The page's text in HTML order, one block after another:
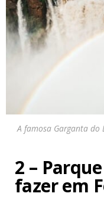
A famosa Garganta
2 –
fazer em